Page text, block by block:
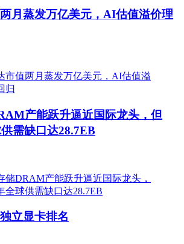
月蒸发万亿美元，AI估值溢价理
产能跃升逼近国际龙头，但
需缺口达28.7EB
立显卡排名